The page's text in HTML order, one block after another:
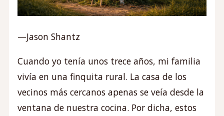
—Jason Shantz
Cuando yo tenía unos trece años, mi familia
vivía en una finquita rural. La casa de los
vecinos más cercanos apenas se veía desde la
ventana de nuestra cocina. Por dicha, estos